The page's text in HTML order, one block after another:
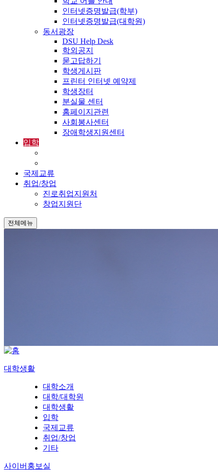
인터넷증명발급(학부)
인터넷증명발급(대학원)
동서광장
DSU Help Desk
학외공지
묻고답하기
학생게시판
프린터 인터넷 예약제
학생장터
분실물 센터
홈페이지관련
사회봉사센터
장애학생지원센터
입학
국제교류
취업/창업
진로취업지원처
창업지원단
전체메뉴
대학생활
대학소개
대학/대학원
대학생활
입학
국제교류
취업/창업
기타
사이버홍보실